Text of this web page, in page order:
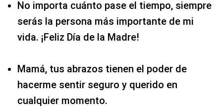
No importa cuánto pase el tiempo, siempre
serás la persona más importante de mi
vida. ¡Feliz Día de la Madre!
Mamá, tus abrazos tienen el poder de
hacerme sentir seguro y querido en
cualquier momento.